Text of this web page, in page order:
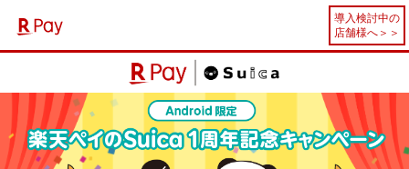
導入検討中の
店舗様へ ＞＞